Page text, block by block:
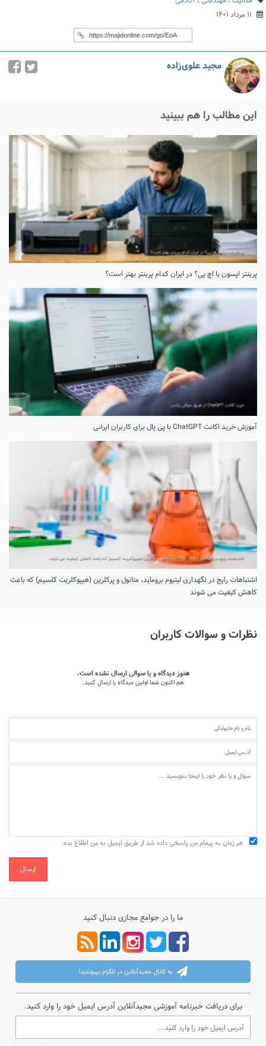
۱۱ مرداد ۱۴۰۱
مجید علوی‌زاده
این مطالب را هم ببینید
پرینتر اپسون یا اچ پی؟ در ایران کدام پرینتر بهتر است؟
آموزش خرید اکانت ChatGPT با پی پال برای کاربران ایرانی
اشتباهات رایج در نگهداری لیتیوم بروماید، متانول و پرکلرین (هیپوکلریت کلسیم) که باعث
کاهش کیفیت می‌ شوند
نظرات و سوالات کاربران
هنوز دیدگاه و یا سوالی ارسال نشده است.
هم اکنون شما اولین دیدگاه را ارسال کنید.
هر زمان به پیغام من پاسخی داده شد از طریق ایمیل به من اطلاع بده.
ارسال
ما را در جوامع مجازی دنبال کنید
به کانال مجیدآنلاین در تلگرام بپیوندید!
برای دریافت خبرنامه آموزشی مجیدآنلاین آدرس ایمیل خود را وارد کنید.